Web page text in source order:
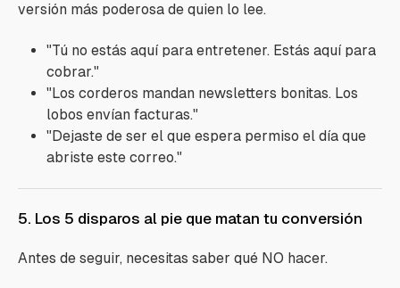
versión más poderosa de quien lo lee.
"Tú no estás aquí para entretener. Estás aquí para
cobrar."
"Los corderos mandan newsletters bonitas. Los
lobos envían facturas."
"Dejaste de ser el que espera permiso el día que
abriste este correo."
5. Los 5 disparos al pie que matan tu conversión
Antes de seguir, necesitas saber qué NO hacer.